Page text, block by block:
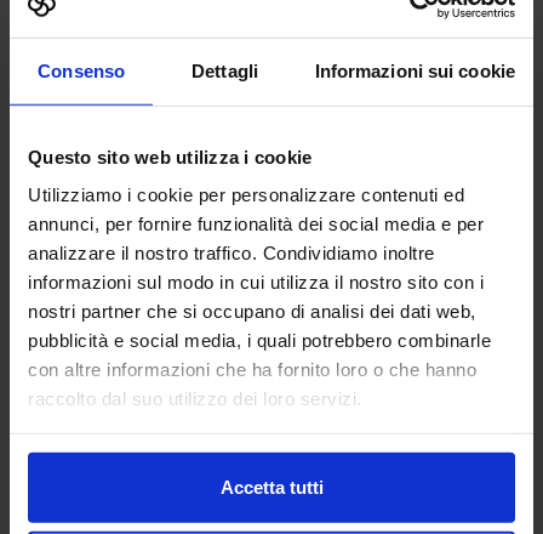
Consenso Dettagli Informazioni sui cookie
Questo sito web utilizza i cookie
Utilizziamo i cookie per personalizzare contenuti ed
annunci, per fornire funzionalità dei social media e per
analizzare il nostro traffico. Condividiamo inoltre
informazioni sul modo in cui utilizza il nostro sito con i
nostri partner che si occupano di analisi dei dati web,
pubblicità e social media, i quali potrebbero combinarle
con altre informazioni che ha fornito loro o che hanno
raccolto dal suo utilizzo dei loro servizi.
Accetta tutti
Adacta S.p.A. - Società tra
FABBRICA DIGITALE
Padiglione:Pad. 21 Stand:B68
Aggiungi ai preferiti
Vai alla scheda
AESSE SOLUZIONI
INFORMATICHE